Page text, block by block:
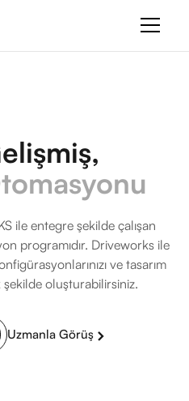
ile entegre şekilde çalışan
programıdır. Driveworks ile
ve tasarım
şekilde oluşturabilirsiniz.
Uzmanla Görüş